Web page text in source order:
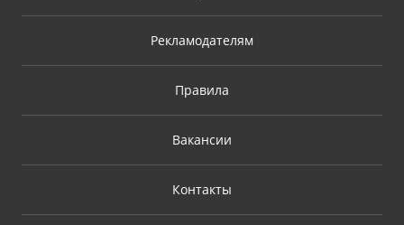
Рекламодателям
Правила
Вакансии
Контакты